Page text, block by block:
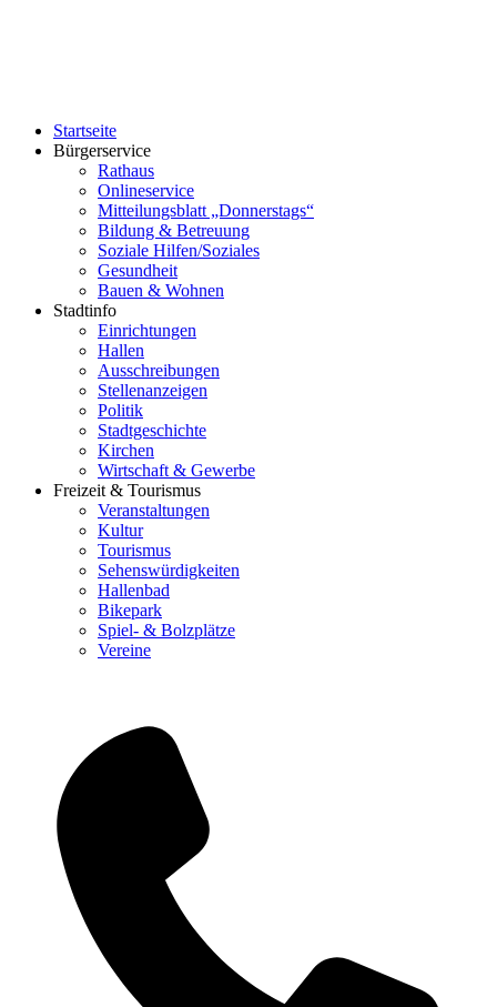
Startseite
Bürgerservice
Rathaus
Onlineservice
Mitteilungsblatt „Donnerstags“
Bildung & Betreuung
Soziale Hilfen/Soziales
Gesundheit
Bauen & Wohnen
Stadtinfo
Einrichtungen
Hallen
Ausschreibungen
Stellenanzeigen
Politik
Stadtgeschichte
Kirchen
Wirtschaft & Gewerbe
Freizeit & Tourismus
Veranstaltungen
Kultur
Tourismus
Sehenswürdigkeiten
Hallenbad
Bikepark
Spiel- & Bolzplätze
Vereine